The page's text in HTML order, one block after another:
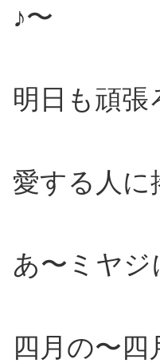
♪〜
明日も頑張
愛する人に
あ〜ミヤジ
四月の〜四